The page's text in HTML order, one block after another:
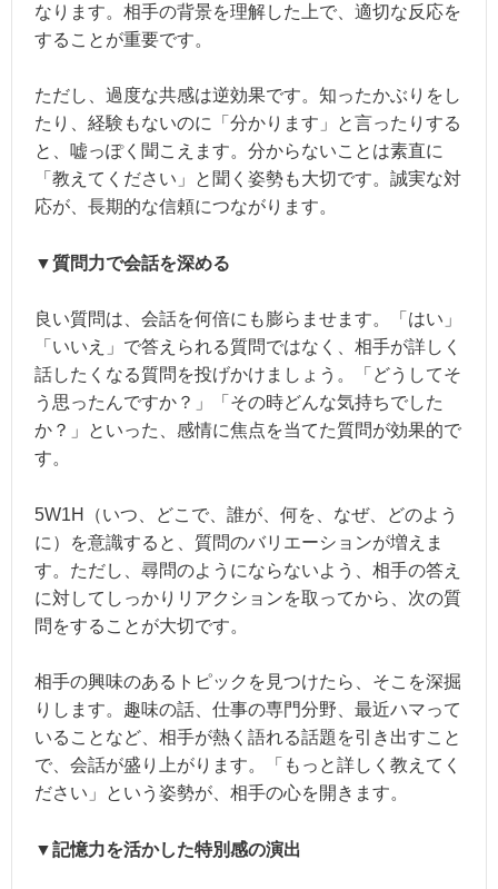
なります。相手の背景を理解した上で、適切な反応を
することが重要です。
ただし、過度な共感は逆効果です。知ったかぶりをし
たり、経験もないのに「分かります」と言ったりする
と、嘘っぽく聞こえます。分からないことは素直に
「教えてください」と聞く姿勢も大切です。誠実な対
応が、長期的な信頼につながります。
▼質問力で会話を深める
良い質問は、会話を何倍にも膨らませます。「はい」
「いいえ」で答えられる質問ではなく、相手が詳しく
話したくなる質問を投げかけましょう。「どうしてそ
う思ったんですか？」「その時どんな気持ちでした
か？」といった、感情に焦点を当てた質問が効果的で
す。
5W1H（いつ、どこで、誰が、何を、なぜ、どのよう
に）を意識すると、質問のバリエーションが増えま
す。ただし、尋問のようにならないよう、相手の答え
に対してしっかりリアクションを取ってから、次の質
問をすることが大切です。
相手の興味のあるトピックを見つけたら、そこを深掘
りします。趣味の話、仕事の専門分野、最近ハマって
いることなど、相手が熱く語れる話題を引き出すこと
で、会話が盛り上がります。「もっと詳しく教えてく
ださい」という姿勢が、相手の心を開きます。
▼記憶力を活かした特別感の演出